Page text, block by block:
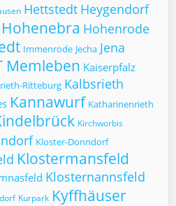
Hettstedt Heygendorf
Hohenebra Hohenrode
Immenrode Jecha Jena
Memleben Kaiserpfalz
Ritteburg Kalbsrieth
Kannawurf Katharinenrieth
Kirchworbis
Kloster-Donndorf
Klostermansfeld
Klosternannsfeld
Kurpark Kyffhäuser